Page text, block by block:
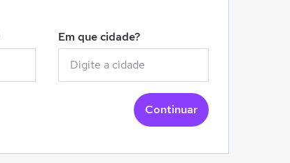
Em que cidade?
Continuar